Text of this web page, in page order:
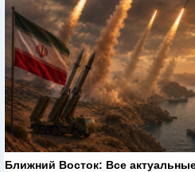
Ближний Восток: Все